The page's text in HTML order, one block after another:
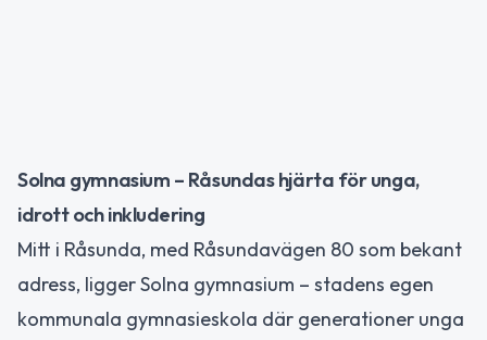
Solna gymnasium – Råsundas hjärta för unga,
idrott och inkludering
Mitt i Råsunda, med Råsundavägen 80 som bekant
adress, ligger Solna gymnasium – stadens egen
kommunala gymnasieskola där generationer unga